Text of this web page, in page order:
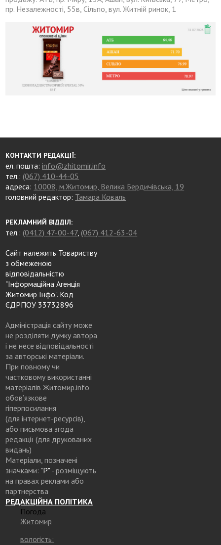
пр. Незалежності, 55в, Сільпо, вул. Житній ринок, 1
КОНТАКТИ РЕДАКЦІЇ:
ел. пошта:info@zhitomir.info
тел.: (067) 410-44-05
адреса: 10008, м.Житомир, Велика Бердичівська, 19
головний редактор: Тамара Коваль
РЕКЛАМНИЙ ВІДДІЛ:
тел.: (0412) 47-00-47, (067) 412-63-04
Сайт належить Товариству
з обмеженою
відповідальністю
"Інформаційна Агенція
Житомир Інфо". Код
ЄДРПОУ 33732896
Адміністрація сайту може
не розділяти думку автора
і не несе відповідальності
за авторські матеріали.
При повному чи
частковому використанні
матеріалів Житомир.info
обов’язкове
гіперпосилання
(для інтернет-ресурсів),
або письмова згода
редакції (для друкованих
видань)
Матеріали, позначені
значками: "Р"- розміщують
на правах реклами або
партнерства
РЕДАКЦІЙНА ПОЛІТИКА
Погода
Житомир
вологість: